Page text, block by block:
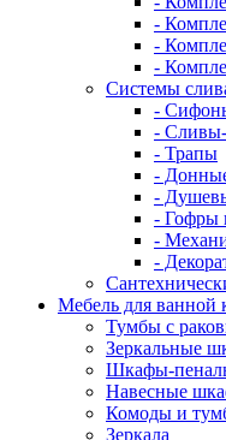
-
-
-
Системы
-
-
- Трапы
-
-
- Гофры
-
-
Мебель для ванной
Тумбы с
Зеркальные
Шкафы-
Навесные
Комоды и
Зеркала